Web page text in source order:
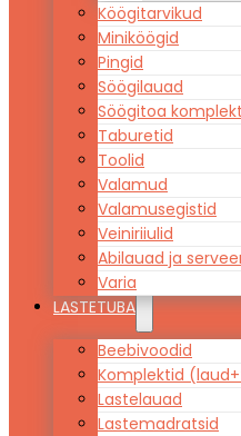
Köögitarvikud
Miniköögid
Pingid
Söögilauad
Söögitoa
Taburetid
Toolid
Valamud
Valamusegistid
Veiniriiulid
Abilauad ja
Varia
LASTETUBA
Beebivoodid
Komplektid
Lastelauad
Lastemadratsid